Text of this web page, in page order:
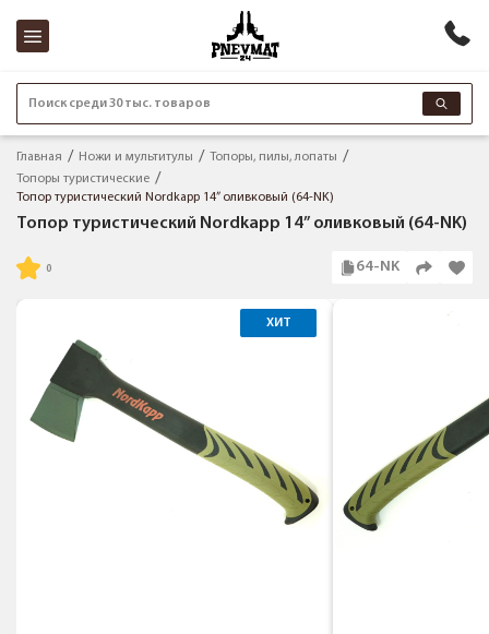
Поиск среди 30 тыс. товаров
Главная Ножи и мультитулы
Топоры, пилы, лопаты
Топоры туристические
Топор туристический Nordkapp 14” оливковый (64-NK)
Топор туристический Nordkapp 14” оливковый (64-NK)
64-NK
ХИТ